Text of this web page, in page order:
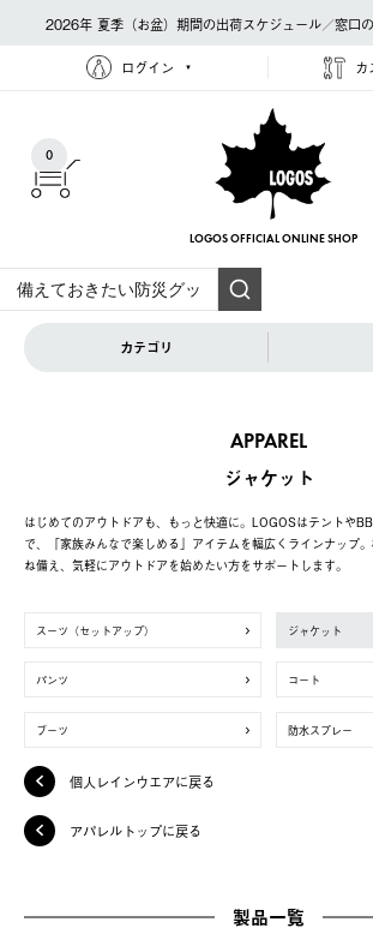
2026年 夏季（お盆）期間の出荷スケジュール／窓口
ログイン カ
0
LOGOS OFFICIAL ONLINE SHOP
カテゴリ
APPAREL
ジャケット
はじめてのアウトドアも、もっと快適に。LOGOSはテントや
で、「家族みんなで楽しめる」アイテムを幅広くラインナップ
ね備え、気軽にアウトドアを始めたい方をサポートします。
スーツ（セットアップ） ジャケット
パンツ コート
ブーツ 防水スプレー
個人レインウエアに戻る
アパレルトップに戻る
製品一覧